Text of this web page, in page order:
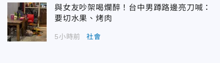
與女友吵架喝爛醉！台中男蹲路邊亮刀喊：
要切水果、烤肉
5小時前 社會